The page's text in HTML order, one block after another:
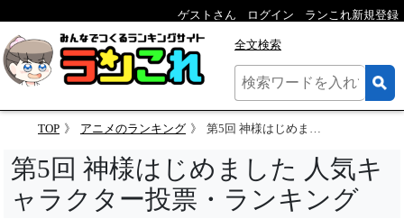
ゲストさん ログイン ランこれ新規登録
全文検索
TOP アニメのランキング 第5回 神様はじめました 人気キャラクター投票
第5回 神様はじめました 人気キ
ャラクター投票・ランキング